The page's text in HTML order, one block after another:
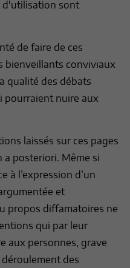
d'utilisation sont
de faire de ces
bienveillants conviviaux
qualité des débats
pourraient nuire aux
laissés sur ces pages
posteriori. Même si
à l’expression d’un
et
propos diffamatoires ne
qui par leur
aux personnes, grave
des